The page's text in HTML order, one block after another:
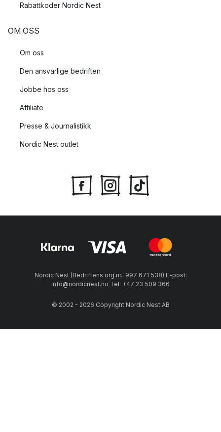
Rabattkoder Nordic Nest
OM OSS
Om oss
Den ansvarlige bedriften
Jobbe hos oss
Affiliate
Presse & Journalistikk
Nordic Nest outlet
Nordic Nest (Bedriftens org.nr.: 997 671 538) E-post:
info@nordicnest.no Tel: +47 23 509 366
© 2002 - 2026 Copyright Nordic Nest AB